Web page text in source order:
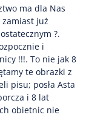
ma dla Nas
już
?.
i
!!!. To nie jak 8
te obrazki z
pisu; posła Asta
i 8 lat
obietnic nie